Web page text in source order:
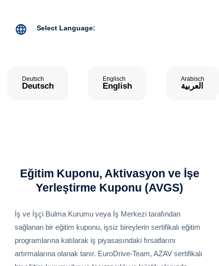
Select Language:
Deutsch
Deutsch
Englisch
English
Arabisch
العربية
Eğitim Kuponu, Aktivasyon ve İşe
Yerleştirme Kuponu (AVGS)
İş ve İşçi Bulma Kurumu veya İş Merkezi tarafından
sağlanan bir eğitim kuponu, işsiz bireylerin sertifikalı eğitim
programlarına katılarak iş piyasasındaki fırsatlarını
artırmalarına olanak tanır. EuroDrive-Team, AZAV sertifikalı